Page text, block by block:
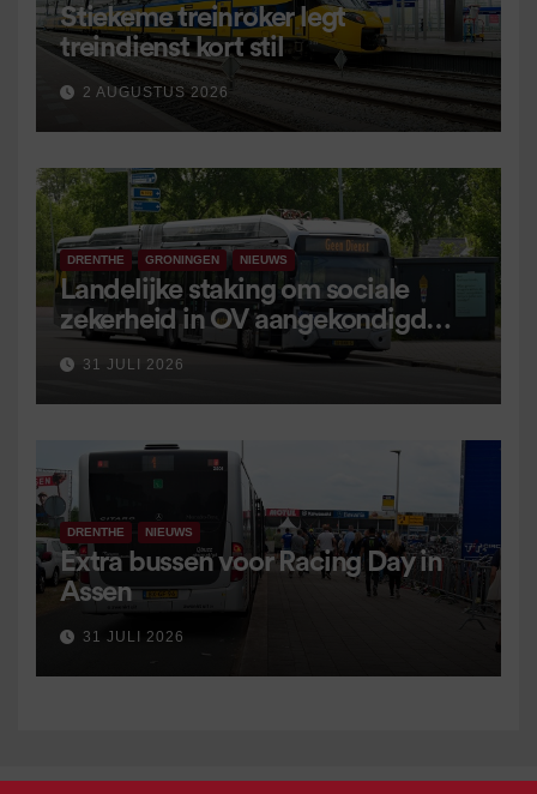
Stiekeme treinroker legt
treindienst kort stil
2 AUGUSTUS 2026
DRENTHE GRONINGEN NIEUWS
Landelijke staking om sociale
zekerheid in OV aangekondigd
voor 9 september
31 JULI 2026
DRENTHE NIEUWS
Extra bussen voor Racing Day in
Assen
31 JULI 2026